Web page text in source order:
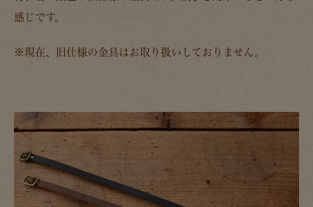
感じです。
※現在、旧仕様の金具はお取り扱いしておりません。